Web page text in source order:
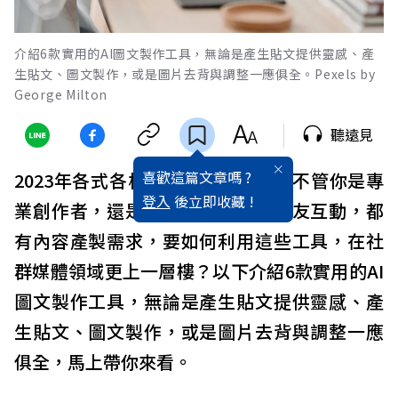
介紹6款實用的AI圖文製作工具，無論是產生貼文提供靈感、產
生貼文、圖文製作，或是圖片去背與調整一應俱全。Pexels by
George Milton
喜歡這篇文章嗎 ?
登入 後立即收藏 !
聽遠見
2023年各式各樣AI工具百家爭鳴，不管你是專
業創作者，還是喜歡在社群上與朋友互動，都
有內容產製需求，要如何利用這些工具，在社
群媒體領域更上一層樓？以下介紹6款實用的AI
圖文製作工具，無論是產生貼文提供靈感、產
生貼文、圖文製作，或是圖片去背與調整一應
俱全，馬上帶你來看。